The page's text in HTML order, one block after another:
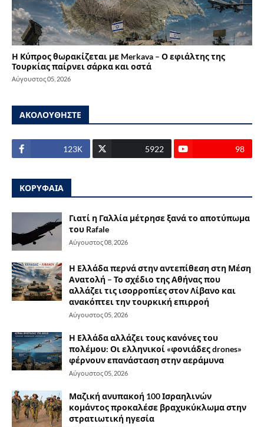
Η Κύπρος θωρακίζεται με Merkava – Ο εφιάλτης της
Τουρκίας παίρνει σάρκα και οστά
Αύγουστος 05, 2026
ΑΚΟΛΟΥΘΗΣΤΕ
123Κ 5922 98
ΚΟΡΥΦΑΙΑ
Γιατί η Γαλλία μέτρησε ξανά το αποτύπωμα
του Rafale
Αύγουστος 08, 2026
Η Ελλάδα περνά στην αντεπίθεση στη Μέση
Ανατολή – Το σχέδιο της Αθήνας που
αλλάζει τις ισορροπίες στον Λίβανο και
ανακόπτει την τουρκική επιρροή
Αύγουστος 05, 2026
Η Ελλάδα αλλάζει τους κανόνες του
πολέμου: Οι ελληνικοί «φονιάδες drones»
φέρνουν επανάσταση στην αεράμυνα
Αύγουστος 05, 2026
Μαζική ανυπακοή 100 Ισραηλινών
κομάντος προκαλέσε βραχυκύκλωμα στην
στρατιωτική ηγεσία